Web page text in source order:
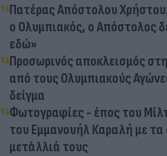
Πατέρας Απόστολου
ο Ολυμπιακός, ο Απόστολος
εδώ»
Προσωρινός αποκλεισμός
από τους Ολυμπιακούς
δείγμα
Φωτογραφίες - έπος του
του Εμμανουήλ Καραλή με τα
μετάλλιά τους